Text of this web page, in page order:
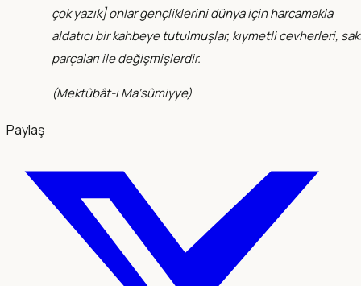
çok yazık] onlar gençliklerini dünya için harcamakla
aldatıcı bir kahbeye tutulmuşlar, kıymetli cevherleri,
parçaları ile değişmişlerdir.
(Mektûbât-ı Ma‘sûmiyye)
Paylaş